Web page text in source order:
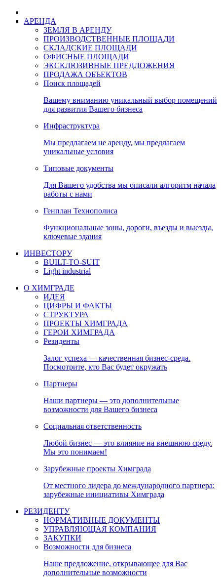
АРЕНДА
ЗЕМЛЯ В АРЕНДУ
ПРОИЗВОДСТВЕННЫЕ ПЛОЩАДИ
СКЛАДСКИЕ ПЛОЩАДИ
ОФИСНЫЕ ПЛОЩАДИ
ЭКСКЛЮЗИВНЫЕ ПРЕДЛОЖЕНИЯ
ПРОДАЖА ОБЪЕКТОВ
Поиск площадей
Вашему вниманию уникальный выбор помещений
для развития Вашего бизнеса
Инфраструктура
Мы предлагаем не аренду, мы предлагаем
уникальные условия
Типовые документы
Для Вашего удобства мы описали алгоритм начала
работы с нами
Генплан Технополиса
Функциональные зоны, дороги, въезды и выезды,
ключевые здания
ИНВЕСТОРУ
BUILT-TO-SUIT
Light industrial
О ХИМГРАДЕ
ИДЕЯ
ЦИФРЫ И ФАКТЫ
СТРУКТУРА
ПРОЕКТЫ ХИМГРАДА
ГЕРОИ ХИМГРАДА
Резиденты
Залог успеха — качественная бизнес-среда.
Посмотрите, кто Вас будет окружать
Партнеры
Наши партнеры — это дополнительные
возможности для Вашего бизнеса
Социальная ответственность
Любой бизнес — это влияние на внешнюю среду.
Мы это понимаем!
Зарубежные проекты Химграда
От местного лидера до международного партнера:
зарубежные инициативы Химграда
РЕЗИДЕНТУ
НОРМАТИВНЫЕ ДОКУМЕНТЫ
УПРАВЛЯЮЩАЯ КОМПАНИЯ
ЗАКУПКИ
Возможности для бизнеса
Наше предложение, открывающее для Вас
дополнительные возможности